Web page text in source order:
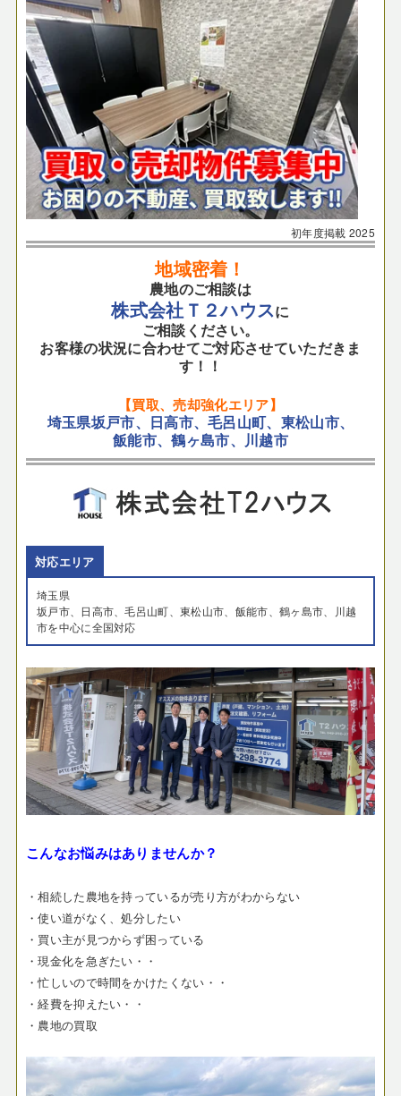
初年度掲載 2025
地域密着！
農地のご相談は
株式会社Ｔ２ハウスに
ご相談ください。
お客様の状況に合わせてご対応させていただきま
す！！
【買取、売却強化エリア】
埼玉県坂戸市、日高市、毛呂山町、東松山市、
飯能市、鶴ヶ島市、川越市
対応エリア
埼玉県
坂戸市、日高市、毛呂山町、東松山市、飯能市、鶴ヶ島市、川越
市を中心に全国対応
こんなお悩みはありませんか？
・相続した農地を持っているが売り方がわからない
・使い道がなく、処分したい
・買い主が見つからず困っている
・現金化を急ぎたい・・
・忙しいので時間をかけたくない・・
・経費を抑えたい・・
・農地の買取